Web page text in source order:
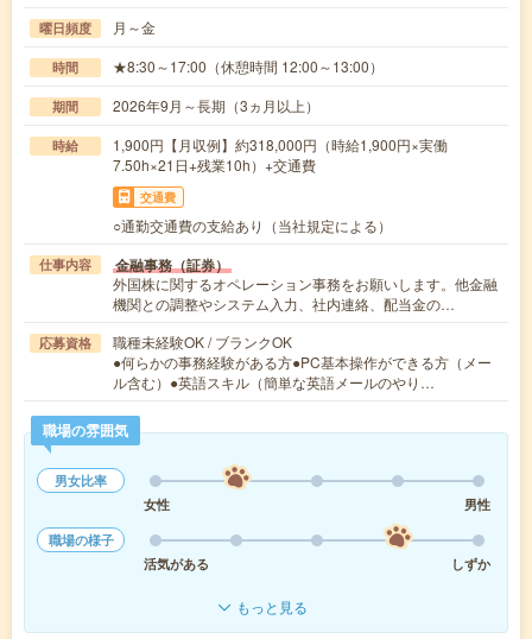
曜日頻度 月～金
時間 ★8:30～17:00（休憩時間 12:00～13:00）
期間 2026年9月～長期（3ヵ月以上）
時給
1,900円【月収例】約318,000円（時給1,900円×実働
7.50h×21日+残業10h）+交通費
交通費
○通勤交通費の支給あり（当社規定による）
仕事内容 金融事務（証券）
外国株に関するオペレーション事務をお願いします。他金融
機関との調整やシステム入力、社内連絡、配当金の…
応募資格
職種未経験OK / ブランクOK
●何らかの事務経験がある方●PC基本操作ができる方（メー
ル含む）●英語スキル（簡単な英語メールのやり…
職場の雰囲気
男女比率
女性
男性
職場の様子
活気がある
しずか
もっと見る